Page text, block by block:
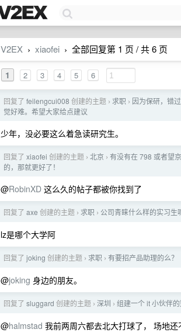
V2EX › xiaofei › 全部回复第 1 页 / 共 6 页
1 2 3 4 5 6
回复了 feilengcui008 创建的主题 › 求职 › 因为保研，错
觉好难。希望大家给点建议
少年，没必要这么着急读研究生。
回复了 xiaofei 创建的主题 › 北京 › 有没有在 798 或者望
的，那就更好了！
@RobinXD 这么久的帖子都被你找到了
回复了 axe 创建的主题 › 求职 › 公司青睐什么样的实习生
lz是哪个大学阿
回复了 joking 创建的主题 › 求职 › 有要招产品助理的么？
@joking 身边的朋友。
回复了 sluggard 创建的主题 › 深圳 › 组建一个 it 小伙伴
@halmstad 我前两周六都去北大打球了， 场地还